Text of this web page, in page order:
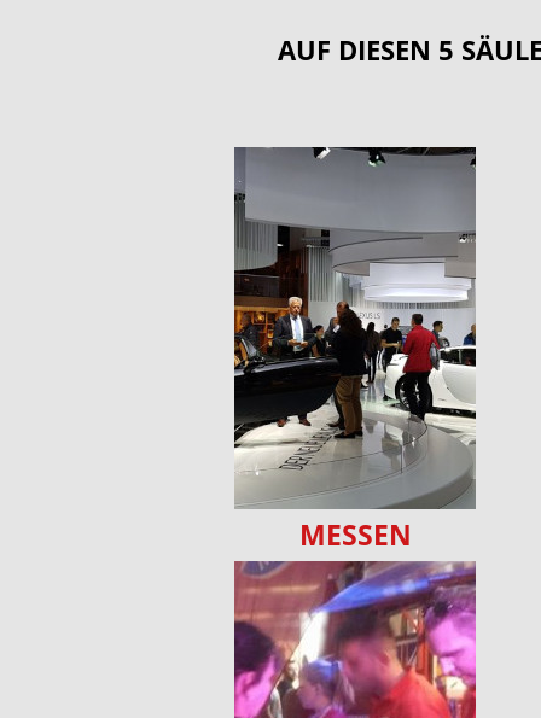
AUF DIESEN 5
MESSEN